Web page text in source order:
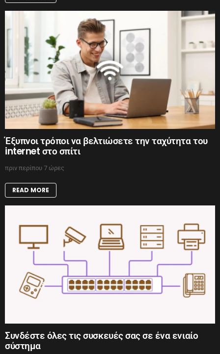
Έξυπνοι τρόποι να βελτιώσετε την ταχύτητα του
internet στο σπίτι
πριν περίπου 7 ώρες
READ MORE
Συνδέστε όλες τις συσκευές σας σε ένα ενιαίο
σύστημα